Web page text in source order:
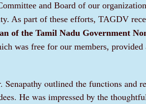
and Board of our
As part of these efforts, TAGDV
of the Tamil Nadu Government
was free for our members,
Senapathy outlined the functions and
He was impressed by the